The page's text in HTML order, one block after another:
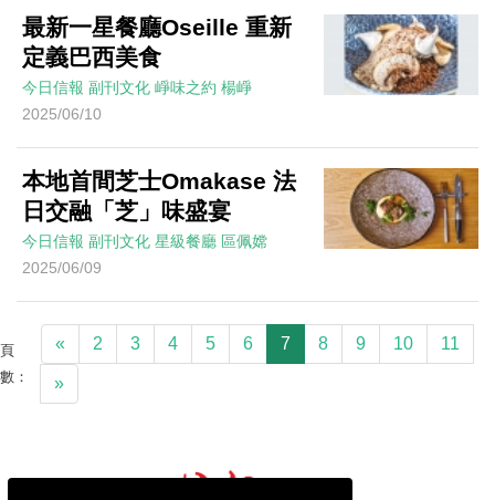
最新一星餐廳Oseille 重新
定義巴西美食
今日信報 副刊文化 崢味之約 楊崢
2025/06/10
本地首間芝士Omakase 法
日交融「芝」味盛宴
今日信報 副刊文化 星級餐廳 區佩嫦
2025/06/09
頁
數：
« 2 3 4 5 6 7 8 9 10 11
»